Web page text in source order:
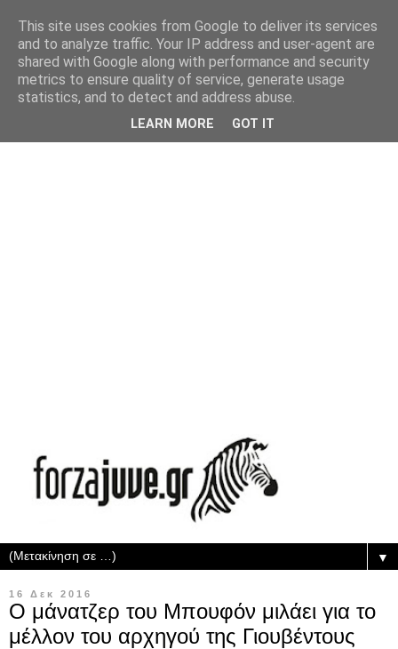
▼
16 Δεκ 2016
Ο μάνατζερ του Μπουφόν μιλάει για το
μέλλον του αρχηγού της Γιουβέντους
This site uses cookies from Google to deliver its services
and to analyze traffic. Your IP address and user-agent are
shared with Google along with performance and security
metrics to ensure quality of service, generate usage
statistics, and to detect and address abuse.
LEARN MORE GOT IT